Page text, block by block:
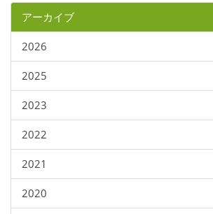
アーカイブ
2026
2025
2023
2022
2021
2020